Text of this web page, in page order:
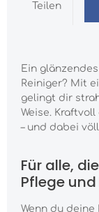
Teilen
Ein
Reiniger? Mit
gelingt dir
Weise.
– und dabei
Für alle,
Pflege
Wenn du